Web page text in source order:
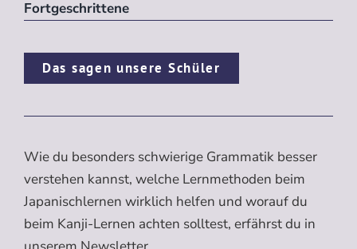
Fortgeschrittene
Das sagen unsere Schüler
Wie du besonders schwierige Grammatik besser
verstehen kannst, welche Lernmethoden beim
Japanischlernen wirklich helfen und worauf du
beim Kanji-Lernen achten solltest, erfährst du in